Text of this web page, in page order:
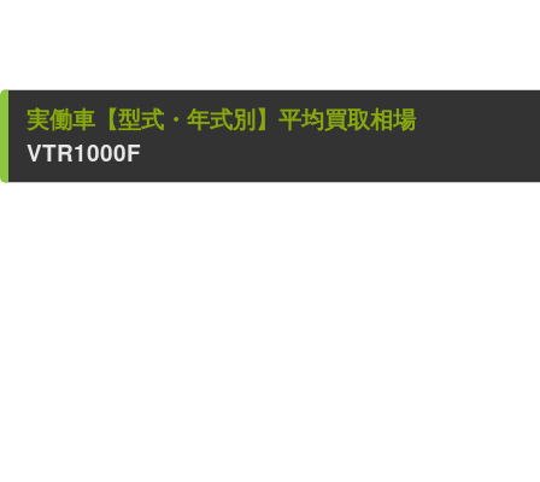
実働車 【型式・年式別】平均買取相場
VTR1000F